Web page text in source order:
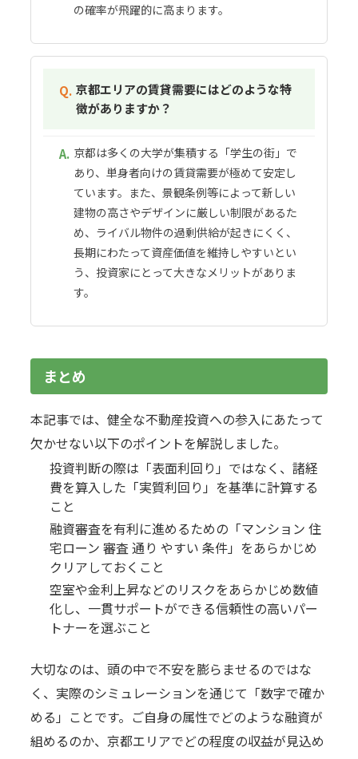
の確率が飛躍的に高まります。
Q. 京都エリアの賃貸需要にはどのような特
徴がありますか？
A. 京都は多くの大学が集積する「学生の街」で
あり、単身者向けの賃貸需要が極めて安定し
ています。また、景観条例等によって新しい
建物の高さやデザインに厳しい制限があるた
め、ライバル物件の過剰供給が起きにくく、
長期にわたって資産価値を維持しやすいとい
う、投資家にとって大きなメリットがありま
す。
まとめ
本記事では、健全な不動産投資への参入にあたって
欠かせない以下のポイントを解説しました。
投資判断の際は「表面利回り」ではなく、諸経
費を算入した「実質利回り」を基準に計算する
こと
融資審査を有利に進めるための「マンション 住
宅ローン 審査 通り やすい 条件」をあらかじめ
クリアしておくこと
空室や金利上昇などのリスクをあらかじめ数値
化し、一貫サポートができる信頼性の高いパー
トナーを選ぶこと
大切なのは、頭の中で不安を膨らませるのではな
く、実際のシミュレーションを通じて「数字で確か
める」ことです。ご自身の属性でどのような融資が
組めるのか、京都エリアでどの程度の収益が見込め